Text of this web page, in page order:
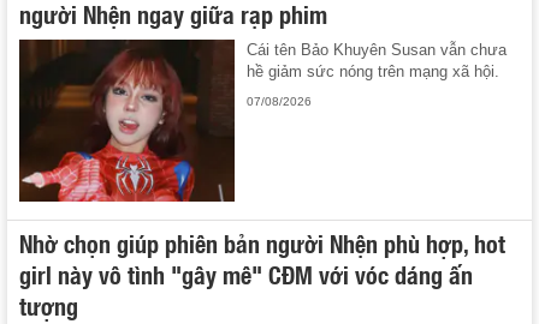
người Nhện ngay giữa rạp phim
Cái tên Bảo Khuyên Susan vẫn chưa
hề giảm sức nóng trên mạng xã hội.
07/08/2026
Nhờ chọn giúp phiên bản người Nhện phù hợp, hot
girl này vô tình "gây mê" CĐM với vóc dáng ấn
tượng